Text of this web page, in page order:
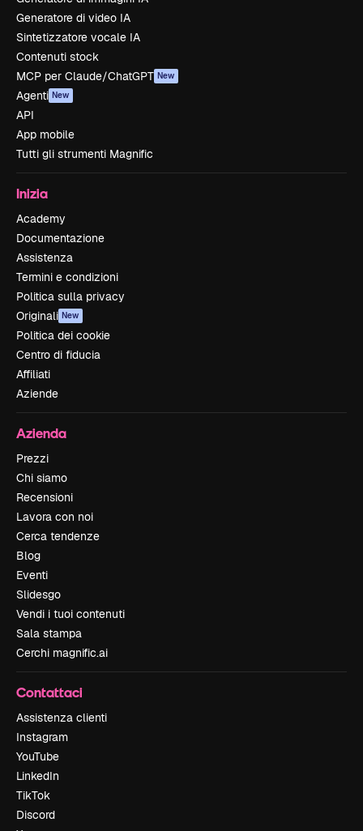
Generatore di video IA
Sintetizzatore vocale IA
Contenuti stock
MCP per Claude/ChatGPT New
Agenti New
API
App mobile
Tutti gli strumenti Magnific
Inizia
Academy
Documentazione
Assistenza
Termini e condizioni
Politica sulla privacy
Originali New
Politica dei cookie
Centro di fiducia
Affiliati
Aziende
Azienda
Prezzi
Chi siamo
Recensioni
Lavora con noi
Cerca tendenze
Blog
Eventi
Slidesgo
Vendi i tuoi contenuti
Sala stampa
Cerchi magnific.ai
Contattaci
Assistenza clienti
Instagram
YouTube
LinkedIn
TikTok
Discord